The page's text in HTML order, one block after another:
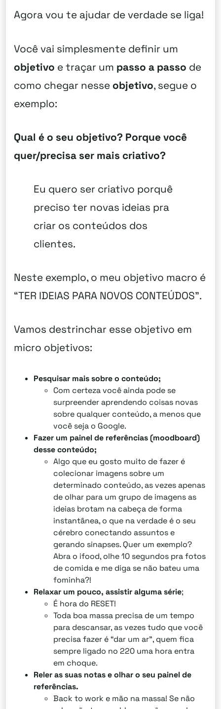
Agora vou te ajudar de verdade se liga!
Você vai simplesmente definir um
objetivo e traçar um passo a passo de
como chegar nesse objetivo, segue o
exemplo:
Qual é o seu objetivo? Porque você
quer/precisa ser mais criativo?
Eu quero ser criativo porquê
preciso ter novas ideias pra
criar os conteúdos dos
clientes.
Neste exemplo, o meu objetivo macro é
“TER IDEIAS PARA NOVOS CONTEÚDOS”.
Vamos destrinchar esse objetivo em
micro objetivos:
Pesquisar mais sobre o conteúdo;
Com certeza você ainda pode se
surpreender aprendendo coisas novas
sobre qualquer conteúdo, a menos que
você seja o Google.
Fazer um painel de referências (moodboard)
desse conteúdo;
Algo que eu gosto muito de fazer é
colecionar imagens sobre um
determinado conteúdo, as vezes apenas
de olhar para um grupo de imagens as
ideias brotam na cabeça de forma
instantânea, o que na verdade é o seu
cérebro conectando assuntos e
gerando sinapses. Quer um exemplo?
Abra o ifood, olhe 10 segundos pra fotos
de comida e me diga se não bateu uma
fominha?!
Relaxar um pouco, assistir alguma série;
É hora do RESET!
Toda boa massa precisa de um tempo
para descansar, as vezes tudo que você
precisa fazer é “dar um ar”, quem fica
sempre ligado no 220 uma hora entra
em choque.
Reler as suas notas e olhar o seu painel de
referências.
Back to work e mão na massa! Se não